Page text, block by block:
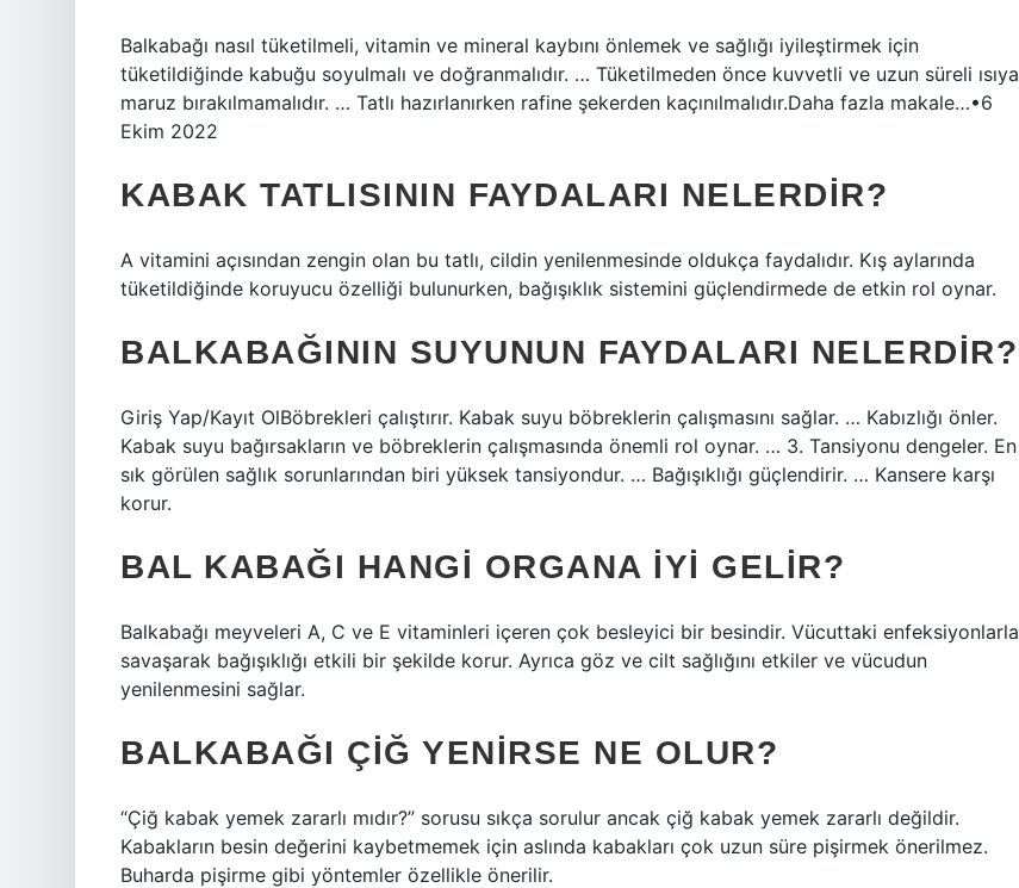
Balkabağı nasıl tüketilmeli, vitamin ve mineral kaybını önlemek ve sağlığı iyileştirmek için
tüketildiğinde kabuğu soyulmalı ve doğranmalıdır. … Tüketilmeden önce kuvvetli ve uzun süreli ısıya
maruz bırakılmamalıdır. … Tatlı hazırlanırken rafine şekerden kaçınılmalıdır.Daha fazla makale…•6
Ekim 2022
KABAK TATLISININ FAYDALARI NELERDIR?
A vitamini açısından zengin olan bu tatlı, cildin yenilenmesinde oldukça faydalıdır. Kış aylarında
tüketildiğinde koruyucu özelliği bulunurken, bağışıklık sistemini güçlendirmede de etkin rol oynar.
BALKABAĞININ SUYUNUN FAYDALARI NELERDIR?
Giriş Yap/Kayıt OlBöbrekleri çalıştırır. Kabak suyu böbreklerin çalışmasını sağlar. … Kabızlığı önler.
Kabak suyu bağırsakların ve böbreklerin çalışmasında önemli rol oynar. … 3. Tansiyonu dengeler. En
sık görülen sağlık sorunlarından biri yüksek tansiyondur. … Bağışıklığı güçlendirir. … Kansere karşı
korur.
BAL KABAĞI HANGI ORGANA IYI GELIR?
Balkabağı meyveleri A, C ve E vitaminleri içeren çok besleyici bir besindir. Vücuttaki enfeksiyonlarla
savaşarak bağışıklığı etkili bir şekilde korur. Ayrıca göz ve cilt sağlığını etkiler ve vücudun
yenilenmesini sağlar.
BALKABAĞI ÇIĞ YENIRSE NE OLUR?
“Çiğ kabak yemek zararlı mıdır?” sorusu sıkça sorulur ancak çiğ kabak yemek zararlı değildir.
Kabakların besin değerini kaybetmemek için aslında kabakları çok uzun süre pişirmek önerilmez.
Buharda pişirme gibi yöntemler özellikle önerilir.